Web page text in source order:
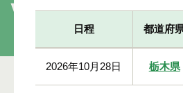
日程 都道府
2026年10月28日 栃木県